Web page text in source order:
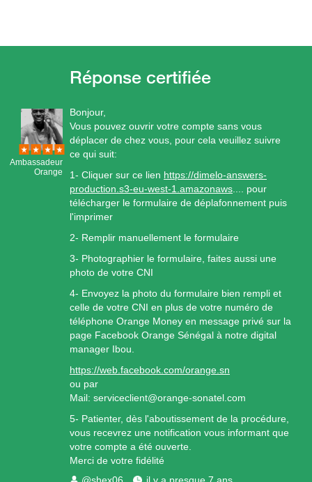
Ambassadeur
Orange
Bonjour,
Vous pouvez ouvrir votre compte sans vous
déplacer de chez vous, pour cela veuillez suivre
ce qui suit:
1- Cliquer sur ce lien https://dimelo-answers-
production.s3-eu-west-1.amazonaws .... pour
télécharger le formulaire de déplafonnement puis
l'imprimer
2- Remplir manuellement le formulaire
3- Photographier le formulaire, faites aussi une
photo de votre CNI
4- Envoyez la photo du formulaire bien rempli et
celle de votre CNI en plus de votre numéro de
téléphone Orange Money en message privé sur la
page Facebook Orange Sénégal à notre digital
manager Ibou.
https://web.facebook.com/orange.sn
ou par
Mail: serviceclient@orange-sonatel.com
5- Patienter, dès l'aboutissement de la procédure,
vous recevrez une notification vous informant que
votre compte a été ouverte.
Merci de votre fidélité